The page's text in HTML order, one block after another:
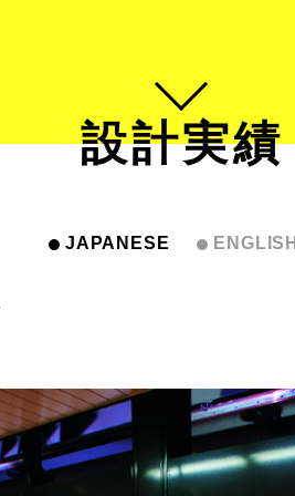
設計実績
JAPANESE ENGLISH